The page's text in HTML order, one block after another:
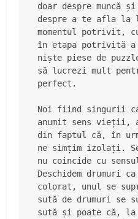
doar despre muncă
despre a te afla
momentul potrivit,
în etapa potrivită
niște piese de
să lucrezi mult
perfect.
Noi fiind singurii
anumit sens vieții,
din faptul că, în
ne simțim izolați.
nu coincide cu
Deschidem drumuri
colorat, unul se
sută de drumuri se
sută și poate că, la